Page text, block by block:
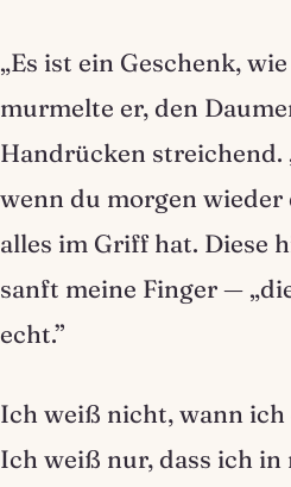
„Es ist ein Geschenk,
murmelte er, den
Handrücken streichend.
wenn du morgen wieder
alles im Griff hat. Diese
sanft meine Finger —
echt.”
Ich weiß nicht, wann ich
Ich weiß nur, dass ich in